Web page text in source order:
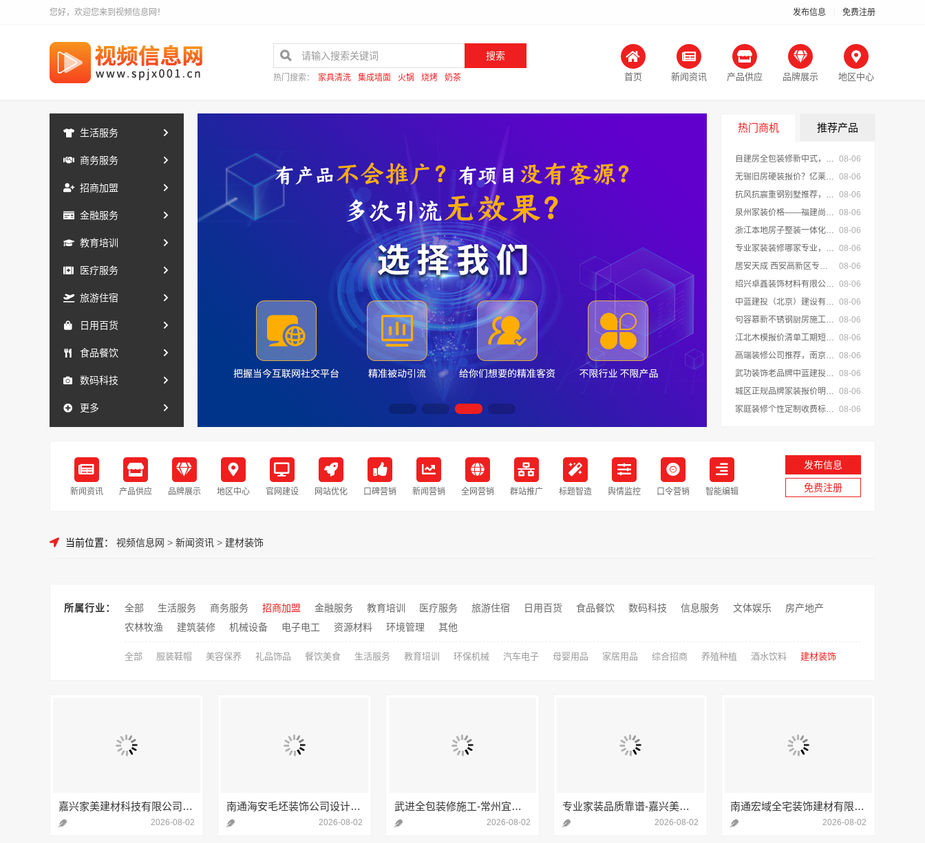
您好，欢迎您来到视频信息网！ 发布信息 免费注册
搜索
热门搜索： 家具清洗 集成墙面 火锅 烧烤 奶茶 首页 新闻资讯 产品供应 品牌展示 地区中心
生活服务
商务服务
招商加盟
金融服务
教育培训
医疗服务
旅游住宿
日用百货
食品餐饮
数码科技
更多
热门商机 推荐产品
自建房全包装修新中式，中蓝建投（北京）建设有限公司武功分公司匠心呈现 08-06
无锡旧房硬装报价？亿莱居透明定价参考 08-06
抗风抗震重钢别墅推荐，云南晟构建筑建材有限公司匠心打造 08-06
泉州家装价格——福建尚艺空间新材料科技有限公司透明报价参考 08-06
浙江本地房子整装一体化服务施工案例，浙江乐享新材料有限公司 08-06
专业家装装修哪家专业，佛山市雅居美家建筑装饰工程有限公司答案 08-06
居安天成 西安高新区专业家装设计 刚需房售后完善
08-06
绍兴卓鑫装饰材料有限公司柯桥区专业靠谱装修自有专业施工队 08-06
中蓝建投（北京）建设有限公司武功分公司卧室全包智能家居 08-06
句容慕新不锈钢厨房施工流程全解析 08-06
江北木模报价清单工期短-重庆御墅建筑材料有限公司 08-06
高端装修公司推荐，南京市创亿讯环保品质装修 08-06
武功装饰老品牌中蓝建投武功分公司 08-06
城区正规品牌家装报价明细-顶派全铝高端定制 08-06
家庭装修个性定制收费标准-顶派全铝高端定制 08-06
新闻资讯 产品供应 品牌展示 地区中心 官网建设 网站优化 口碑营销 新闻营销 全网营销 群站推广 标题智造 舆情监控 口令营销 智能编辑
发布信息
免费注册
当前位置： 视频信息网 > 新闻资讯 > 建材装饰
所属行业： 全部 生活服务 商务服务 招商加盟 金融服务 教育培训 医疗服务 旅游住宿 日用百货 食品餐饮 数码科技 信息服务 文体娱乐
房产地产
农林牧渔
建筑装修 机械设备 电子电工 资源材料 环境管理 其他
全部 服装鞋帽 美容保养 礼品饰品 餐饮美食 生活服务 教育培训 环保机械 汽车电子 母婴用品 家居用品 综合招商 养殖种植 酒水饮料 建材装饰
嘉兴家美建材科技有限公司南湖区装修家居专业
2026-08-02
南通海安毛坯装饰公司设计，南通宏域全宅装饰建材有限公司
2026-08-02
武进全包装修施工-常州宜居佳装饰工程有限公司
2026-08-02
专业家装品质靠谱-嘉兴美居乐建材科技
2026-08-02
南通宏域全宅装饰建材有限公司专业整体装饰预算表
2026-08-02